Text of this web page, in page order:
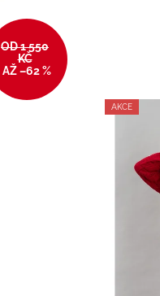
AKCE
OD 1 550
KČ
AŽ –62 %